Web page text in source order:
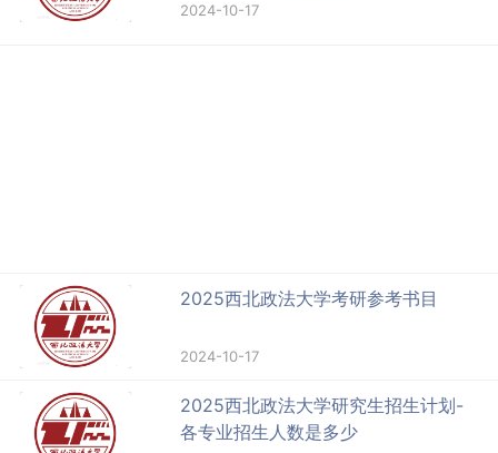
2024-10-17
2025西北政法大学考研参考书目
2024-10-17
2025西北政法大学研究生招生计划-
各专业招生人数是多少